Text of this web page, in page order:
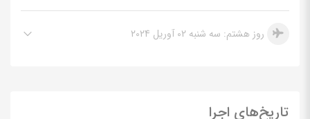
روز هشتم: سه شنبه 02 آوریل 2024
تاریخ‌های اجرا